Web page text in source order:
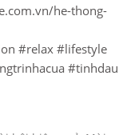
he-thong-
#relax #lifestyle
#tinhdau